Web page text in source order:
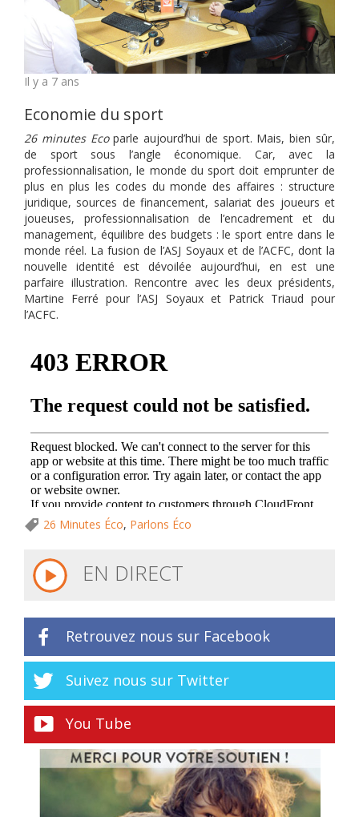
Il y a 7 ans
Economie du sport
26 minutes Ecoparle aujourd’hui de sport. Mais, bien sûr,
de sport sous l’angle économique. Car, avec la
professionnalisation, le monde du sport doit emprunter de
plus en plus les codes du monde des affaires : structure
juridique, sources de financement, salariat des joueurs et
joueuses, professionnalisation de l’encadrement et du
management, équilibre des budgets : le sport entre dans le
monde réel. La fusion de l’ASJ Soyaux et de l’ACFC, dont la
nouvelle identité est dévoilée aujourd’hui, en est une
parfaire illustration. Rencontre avec les deux présidents,
Martine Ferré pour l’ASJ Soyaux et Patrick Triaud pour
l’ACFC.
26 Minutes Éco, Parlons Éco
EN DIRECT
Retrouvez nous sur Facebook
Suivez nous sur Twitter
You Tube